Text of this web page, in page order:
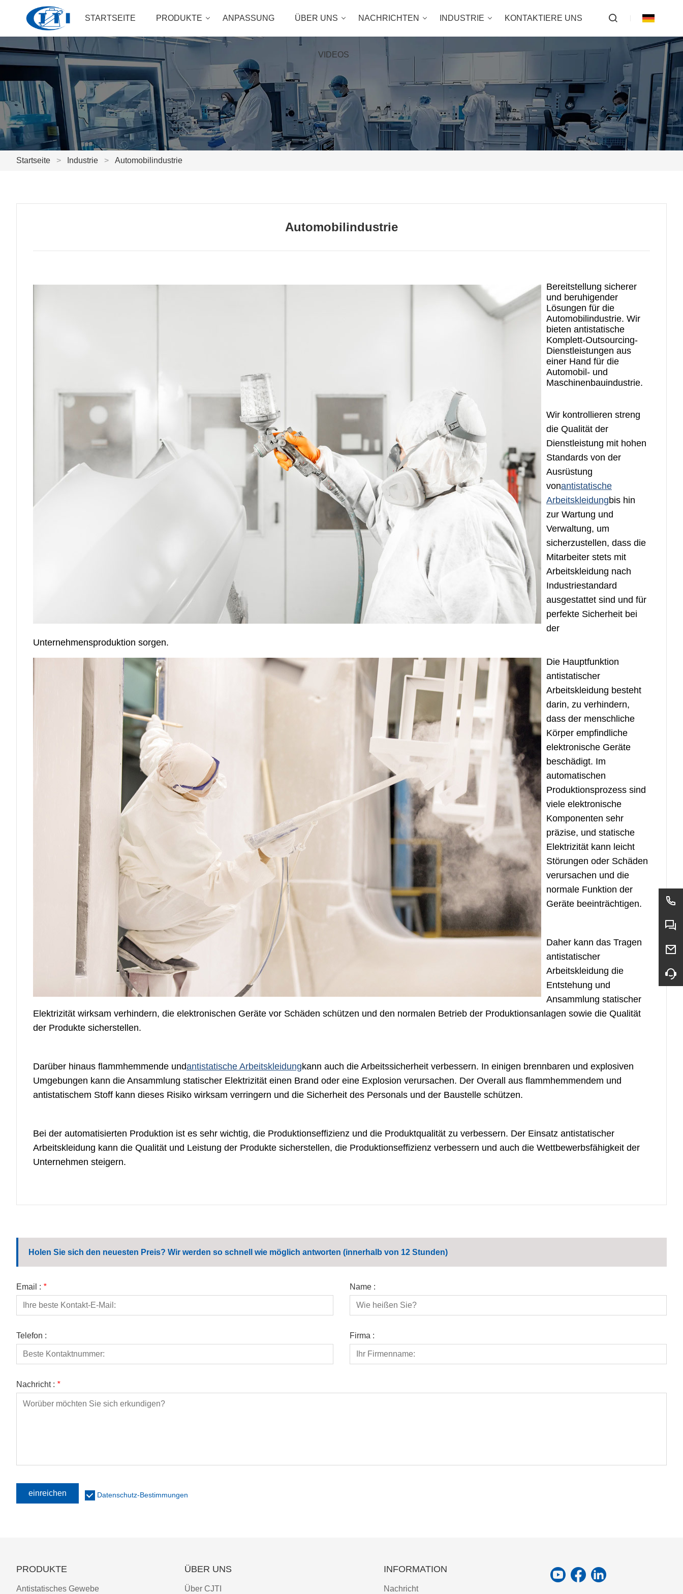
STARTSEITE PRODUKTE ANPASSUNG ÜBER UNS NACHRICHTEN INDUSTRIE KONTAKTIERE UNS
VIDEOS
Startseite > Industrie > Automobilindustrie
Automobilindustrie
Bereitstellung sicherer
und beruhigender
Lösungen für die
Automobilindustrie. Wir
bieten antistatische
Komplett-Outsourcing-
Dienstleistungen aus
einer Hand für die
Automobil- und
Maschinenbauindustrie.
Wir kontrollieren streng
die Qualität der
Dienstleistung mit hohen
Standards von der
Ausrüstung
vonantistatische
Arbeitskleidungbis hin
zur Wartung und
Verwaltung, um
sicherzustellen, dass die
Mitarbeiter stets mit
Arbeitskleidung nach
Industriestandard
ausgestattet sind und für
perfekte Sicherheit bei
der
Unternehmensproduktion sorgen.
Die Hauptfunktion
antistatischer
Arbeitskleidung besteht
darin, zu verhindern,
dass der menschliche
Körper empfindliche
elektronische Geräte
beschädigt. Im
automatischen
Produktionsprozess sind
viele elektronische
Komponenten sehr
präzise, ​​und statische
Elektrizität kann leicht
Störungen oder Schäden
verursachen und die
normale Funktion der
Geräte beeinträchtigen.
Daher kann das Tragen
antistatischer
Arbeitskleidung die
Entstehung und
Ansammlung statischer
Elektrizität wirksam verhindern, die elektronischen Geräte vor Schäden schützen und den normalen Betrieb der Produktionsanlagen sowie die Qualität
der Produkte sicherstellen.
Darüber hinaus flammhemmende undantistatische Arbeitskleidungkann auch die Arbeitssicherheit verbessern. In einigen brennbaren und explosiven
Umgebungen kann die Ansammlung statischer Elektrizität einen Brand oder eine Explosion verursachen. Der Overall aus flammhemmendem und
antistatischem Stoff kann dieses Risiko wirksam verringern und die Sicherheit des Personals und der Baustelle schützen.
Bei der automatisierten Produktion ist es sehr wichtig, die Produktionseffizienz und die Produktqualität zu verbessern. Der Einsatz antistatischer
Arbeitskleidung kann die Qualität und Leistung der Produkte sicherstellen, die Produktionseffizienz verbessern und auch die Wettbewerbsfähigkeit der
Unternehmen steigern.
Holen Sie sich den neuesten Preis? Wir werden so schnell wie möglich antworten (innerhalb von 12 Stunden)
Email : * Name :
Telefon : Firma :
Nachricht : *
einreichen Datenschutz-Bestimmungen
PRODUKTE
Antistatisches Gewebe
ÜBER UNS
Über CJTI
INFORMATION
Nachricht